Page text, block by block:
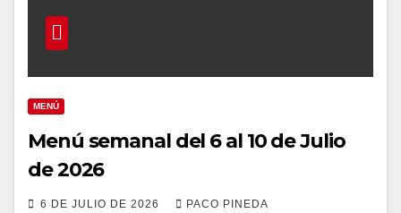
MENÚ
Menú semanal del 6 al 10 de Julio
de 2026
6 DE JULIO DE 2026 PACO PINEDA